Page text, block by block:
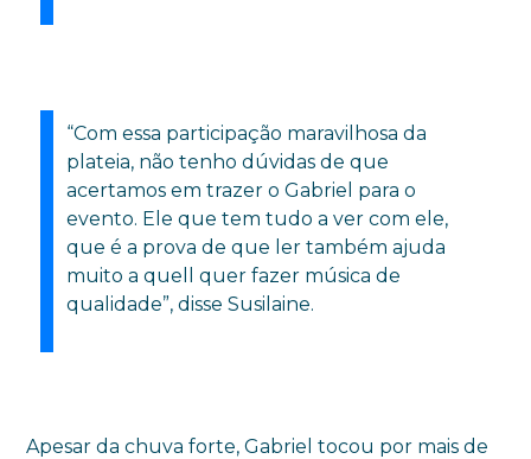
“Com essa participação maravilhosa da
plateia, não tenho dúvidas de que
acertamos em trazer o Gabriel para o
evento. Ele que tem tudo a ver com ele,
que é a prova de que ler também ajuda
muito a quell quer fazer música de
qualidade”, disse Susilaine.
Apesar da chuva forte, Gabriel tocou por mais de